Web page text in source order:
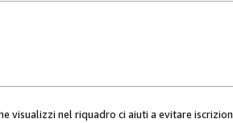
visualizzi nel riquadro ci aiuti a evitare